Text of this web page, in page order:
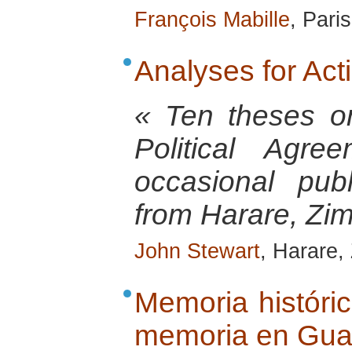
François Mabille,
Analyses for
« Ten theses
Political
occasional
from Harare,
John Stewart, Harare,
Memoria
memoria en